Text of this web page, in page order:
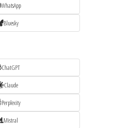
WhatsApp
Bluesky
ChatGPT
Claude
Perplexity
Mistral